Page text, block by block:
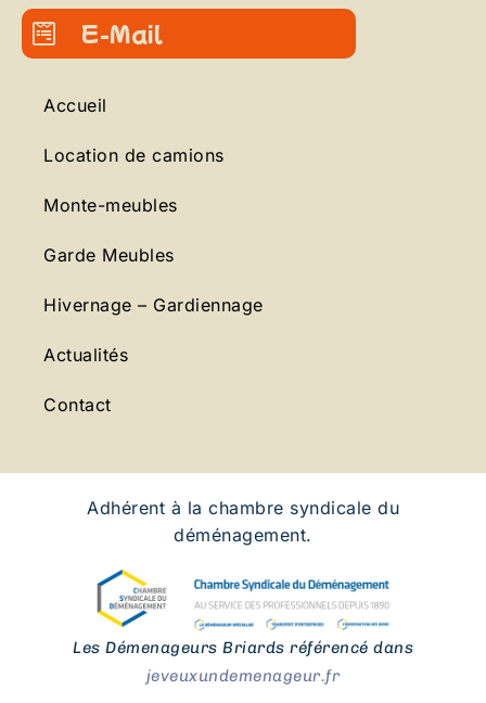
E-Mail
Accueil
Location de camions
Monte-meubles
Garde Meubles
Hivernage – Gardiennage
Actualités
Contact
Adhérent à la chambre syndicale du
déménagement.
Les Démenageurs Briards référencé dans
jeveuxundemenageur.fr